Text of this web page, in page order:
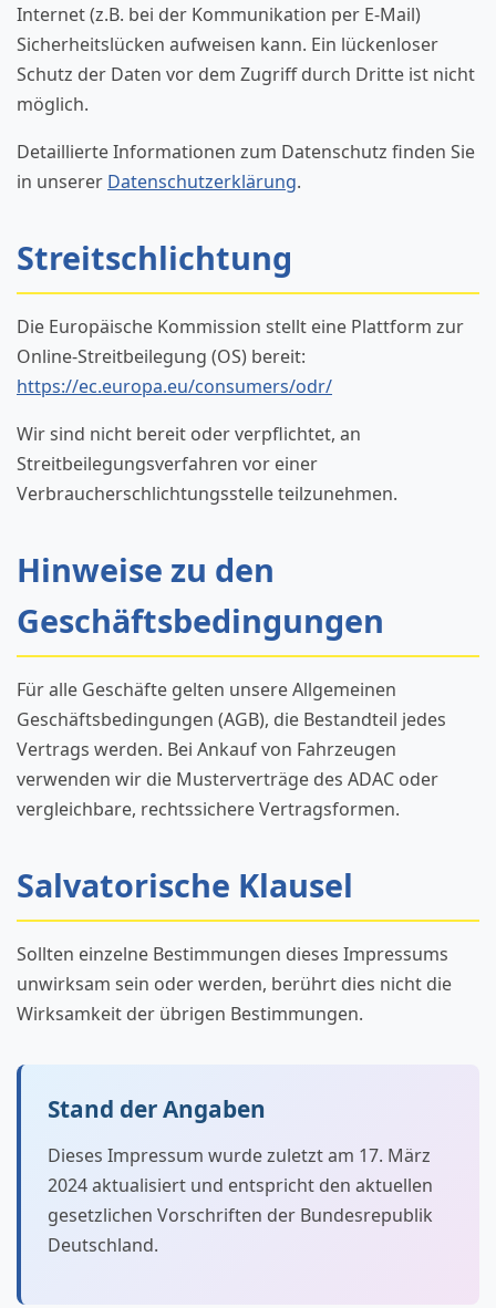
Internet (z.B. bei der Kommunikation per E-Mail)
Sicherheitslücken aufweisen kann. Ein lückenloser
Schutz der Daten vor dem Zugriff durch Dritte ist nicht
möglich.
Detaillierte Informationen zum Datenschutz finden Sie
in unserer Datenschutzerklärung.
Streitschlichtung
Die Europäische Kommission stellt eine Plattform zur
Online-Streitbeilegung (OS) bereit:
https://ec.europa.eu/consumers/odr/
Wir sind nicht bereit oder verpflichtet, an
Streitbeilegungsverfahren vor einer
Verbraucherschlichtungsstelle teilzunehmen.
Hinweise zu den
Geschäftsbedingungen
Für alle Geschäfte gelten unsere Allgemeinen
Geschäftsbedingungen (AGB), die Bestandteil jedes
Vertrags werden. Bei Ankauf von Fahrzeugen
verwenden wir die Musterverträge des ADAC oder
vergleichbare, rechtssichere Vertragsformen.
Salvatorische Klausel
Sollten einzelne Bestimmungen dieses Impressums
unwirksam sein oder werden, berührt dies nicht die
Wirksamkeit der übrigen Bestimmungen.
Stand der Angaben
Dieses Impressum wurde zuletzt am 17. März
2024 aktualisiert und entspricht den aktuellen
gesetzlichen Vorschriften der Bundesrepublik
Deutschland.